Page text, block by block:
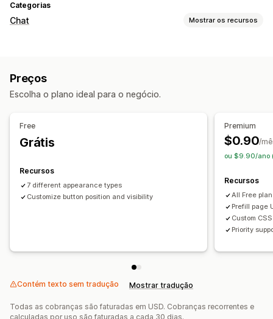
Categorias
Chat Mostrar os recursos
Respostas automatizadas
Personalização
Emojis e adesivos
Preços
Escolha o plano ideal para o negócio.
Free
Grátis
Recursos
7 different appearance types
Customize button position and visibility
Premium
$0.90/
ou $9.90/ano
Recursos
All Free
Prefill page
Custom CSS
Priority
Contém texto sem tradução Mostrar tradução
Todas as cobranças são faturadas em USD. Cobranças recorrentes e
calculadas por uso são faturadas a cada 30 dias.